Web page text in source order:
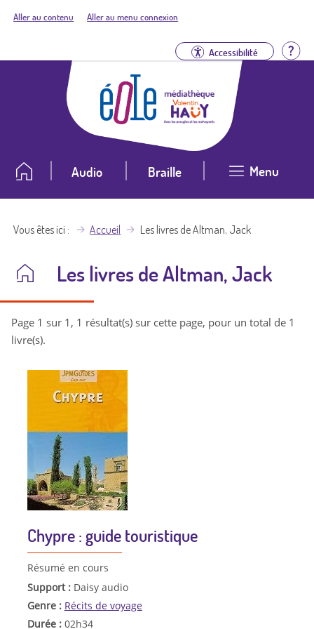
Aller au contenu Aller au menu connexion
Accessibilité
Audio Braille Menu
Vous êtes ici Accueil Les livres de Altman, Jack
Les livres de Altman, Jack
Page 1 sur 1, 1 résultat(s) sur cette page, pour un total de 1
livre(s).
Chypre : guide touristique
Résumé en cours
Support : Daisy audio
Genre : Récits de voyage
Durée : 02h34